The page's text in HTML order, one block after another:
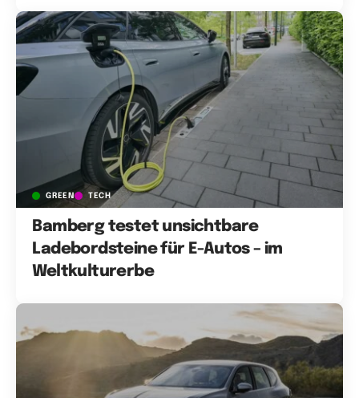
GREEN TECH
Bamberg testet unsichtbare
Ladebordsteine für E-Autos – im
Weltkulturerbe